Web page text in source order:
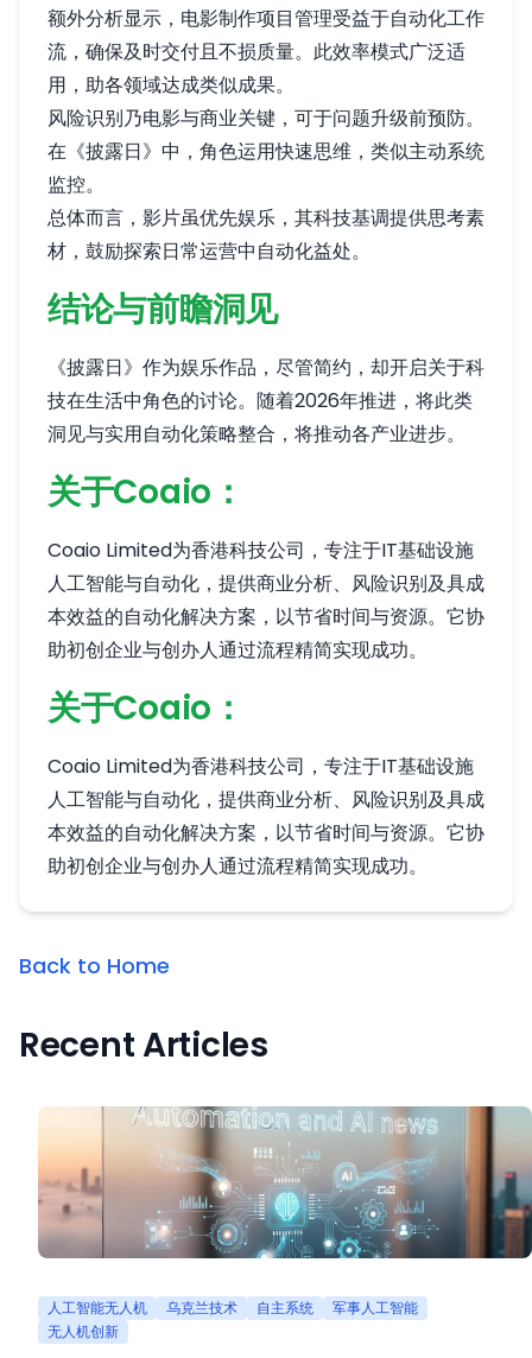
额外分析显示，电影制作项目管理受益于自动化工作
流，确保及时交付且不损质量。此效率模式广泛适
用，助各领域达成类似成果。
风险识别乃电影与商业关键，可于问题升级前预防。
在《披露日》中，角色运用快速思维，类似主动系统
监控。
总体而言，影片虽优先娱乐，其科技基调提供思考素
材，鼓励探索日常运营中自动化益处。
结论与前瞻洞见
《披露日》作为娱乐作品，尽管简约，却开启关于科
技在生活中角色的讨论。随着2026年推进，将此类
洞见与实用自动化策略整合，将推动各产业进步。
关于Coaio：
Coaio Limited为香港科技公司，专注于IT基础设施
人工智能与自动化，提供商业分析、风险识别及具成
本效益的自动化解决方案，以节省时间与资源。它协
助初创企业与创办人通过流程精简实现成功。
关于Coaio：
Coaio Limited为香港科技公司，专注于IT基础设施
人工智能与自动化，提供商业分析、风险识别及具成
本效益的自动化解决方案，以节省时间与资源。它协
助初创企业与创办人通过流程精简实现成功。
Back to Home
Recent Articles
人工智能无人机 乌克兰技术 自主系统
军事人工智能
无人机创新